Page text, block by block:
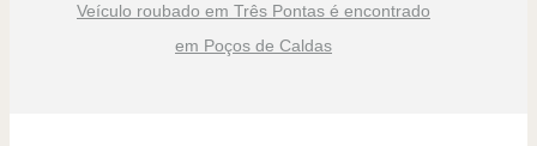
Veículo roubado em Três Pontas é encontrado
em Poços de Caldas